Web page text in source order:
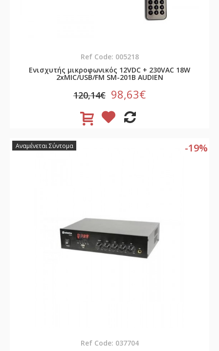
Ref Code: 005218
Ενισχυτής μικροφωνικός 12VDC + 230VAC 18W
2xMIC/USB/FM SM-201B AUDIEN
120,14€ 98,63€
-19%
Αναμένεται Σύντομα
Ref Code: 037704